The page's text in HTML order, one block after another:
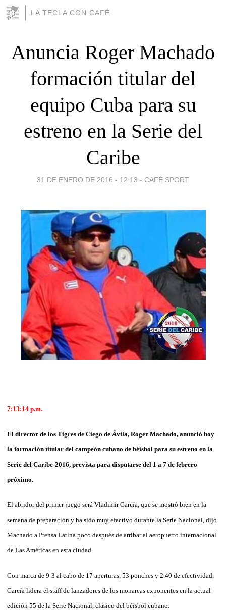
LA TECLA CON CAFÉ
Anuncia Roger Machado
formación titular del
equipo Cuba para su
estreno en la Serie del
Caribe
31 DE ENERO DE 2016 - 12:13 - CAFÉ SPORT
7:13:14 p.m.
El director de los Tigres de Ciego de Ávila, Roger Machado, anunció hoy
la formación titular del campeón cubano de béisbol para su estreno en la
Serie del Caribe-2016, prevista para disputarse del 1 a 7 de febrero
próximo.
El abridor del primer juego será Vladimir García, que se mostró bien en la
semana de preparación y ha sido muy efectivo durante la Serie Nacional, dijo
Machado a Prensa Latina poco después de arribar al aeropuerto internacional
de Las Américas en esta ciudad.
Con marca de 9-3 al cabo de 17 aperturas, 53 ponches y 2.40 de efectividad,
García lidera el staff de lanzadores de los monarcas exponentes en la actual
edición 55 de la Serie Nacional, clásico del béisbol cubano.